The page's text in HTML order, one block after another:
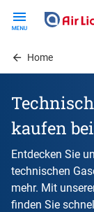
contentHome
kaufen
Entdecken Sie
technischen
mehr. Mit
finden Sie